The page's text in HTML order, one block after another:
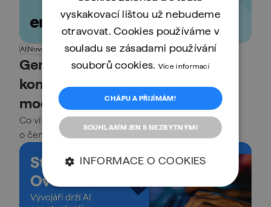
AI Novinky
Gemini 3.5 Pro: Až 2M tokenů
kontextu a přehled všeho, co o
modelu víme
Co víme o očekávaném modelu 3.5,
o čem se spekuluje a co se děje kolem něj? Čti víc!
vyskakovací lištou už nebudeme
otravovat. Cookies používáme v
souladu se zásadami používání
souborů cookies.Více informací
CHÁPU A PŘIJÍMÁM!
SOUHLASÍM JEN S NEZBYTNÝMI
INFORMACE O COOKIES